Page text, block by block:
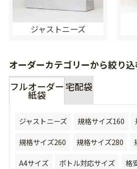
ジャストニーズ
オーダーカテゴリーから絞り込
フルオーダー
紙袋
宅配袋
ジャストニーズ 規格サイズ160
規格サイズ260
規格サイズ280
A4サイズ
ボトル対応サイズ 格